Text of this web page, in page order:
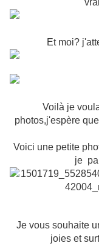
Et moi?
Voilà je
photos,j'espère
Voici une petite
je
Je vous souhaite
joies et